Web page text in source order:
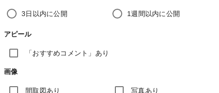
3日以内に公開 1週間以内に公開
アピール
「おすすめコメント」あり
画像
間取図あり 写真あり